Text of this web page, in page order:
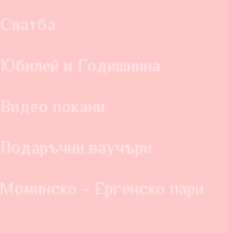
Сватба
Юбилей и Годишнина
Видео покани
Подаръчни ваучъри
Моминско - Ергенско пари